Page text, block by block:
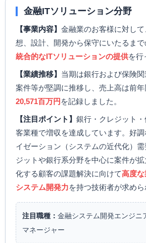
金融ITソリューション分野
【事業内容】 金融業のお客様に対し
想、設計、開発から保守にいたるま
統合的なITソリューションの提供を行
【業績推移】 当期は銀行および保険
案件等が堅調に推移し、売上高は前年
20,571百万円 を記録しました。
【注目ポイント】 銀行・クレジット
客業種で増収を達成しています。好
イゼーション（システムの近代化）
ジットや銀行系分野を中心に案件が
化する顧客の課題解決に向けて高度
システム開発力を持つ技術者が求めら
注目職種： 金融システム開発エンジニ
マネージャー